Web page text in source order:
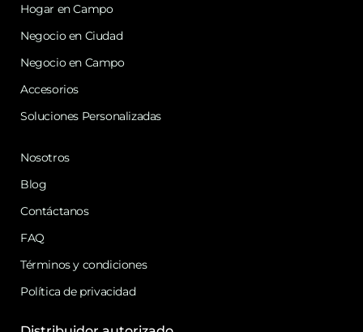
Hogar en Campo
Negocio en Ciudad
Negocio en Campo
Accesorios
Soluciones Personalizadas
Nosotros
Blog
Contáctanos
FAQ
Términos y condiciones
Política de privacidad